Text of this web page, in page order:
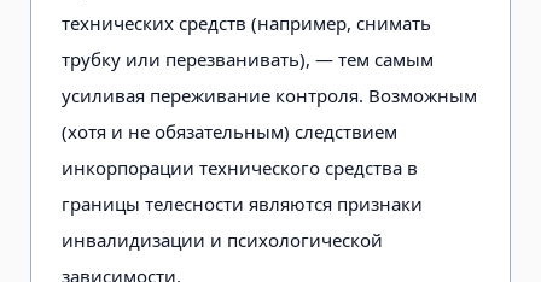
технических средств (например, снимать
трубку или перезванивать), — тем са­мым
усиливая переживание контроля. Возможным
(хотя и не обязательным) следствием
инкорпорации техничес­кого средства в
границы телесности являются признаки
инвалидизации и психологической
зависимости.